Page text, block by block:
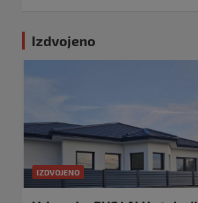
Izdvojeno
IZDVOJENO